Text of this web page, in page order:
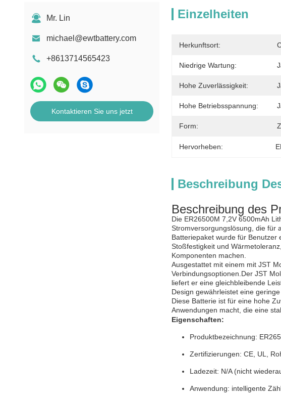
Mr. Lin
michael@ewtbattery.com
+8613714565423
Kontaktieren Sie uns jetzt
Einzelheiten
Herkunftsort:
Niedrige Wartung:
Hohe Zuverlässigkeit:
Hohe Betriebsspannung:
Form:
Hervorheben:
Beschreibung
Beschreibung des
Die ER26500M 7,2V 6500mAh
Stromversorgungslösung, die für
Batteriepaket wurde für Benutzer
Stoßfestigkeit und
Komponenten machen.
Ausgestattet mit einem mit JST
Verbindungsoptionen.Der JST
liefert er eine gleichbleibende
Design gewährleistet eine
Diese Batterie ist für eine hohe
Anwendungen macht, die eine
Eigenschaften:
Produktbezeichnung:
Zertifizierungen: CE, UL,
Ladezeit: N/A (nicht
Anwendung: intelligente